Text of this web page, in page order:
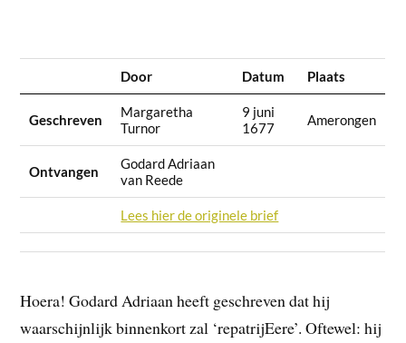
Door Datum Plaats
Geschreven
Margaretha
Turnor
9 juni
1677
Amerongen
Ontvangen
Godard Adriaan
van Reede
Lees hier de originele brief
Hoera! Godard Adriaan heeft geschreven dat hij
waarschijnlijk binnenkort zal ‘repatrijEere’. Oftewel: hij